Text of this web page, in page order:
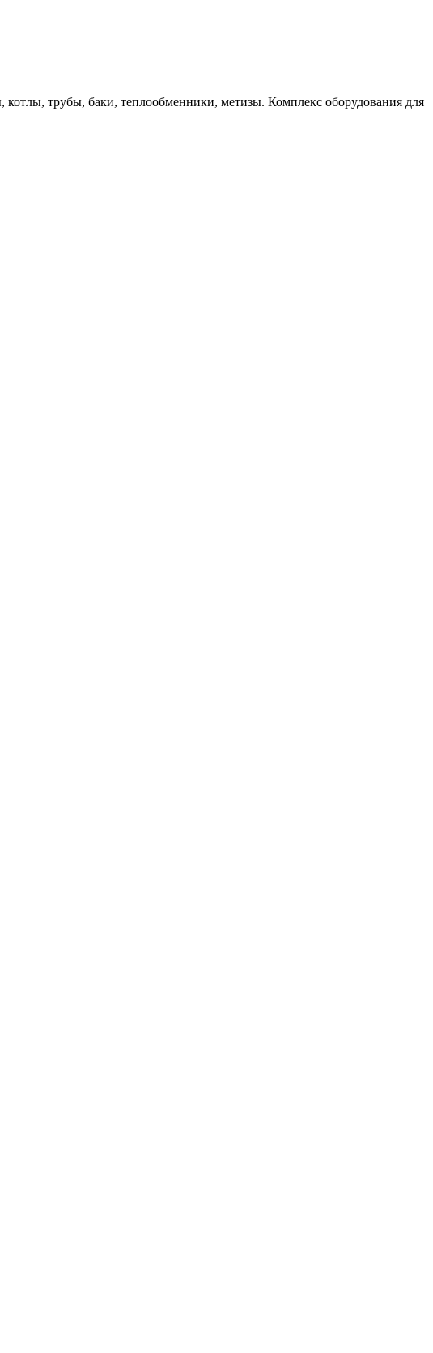
трубы, баки, теплообменники, метизы. Комплекс оборудования для